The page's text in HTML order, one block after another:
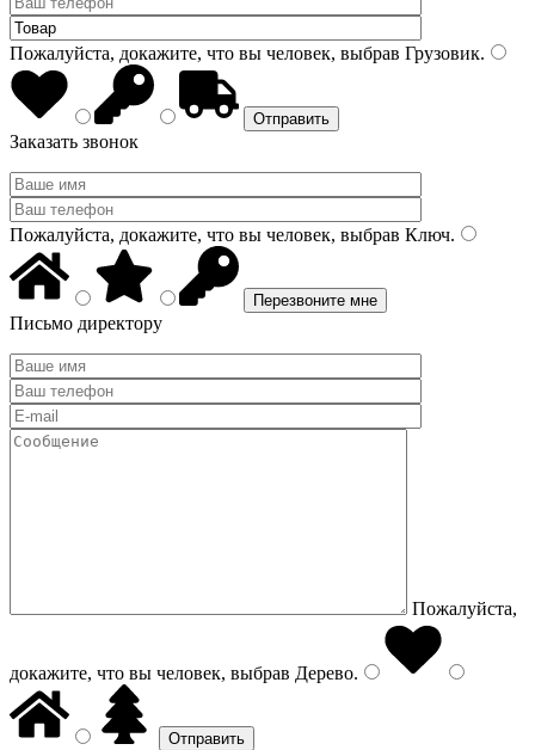
Пожалуйста, докажите, что вы человек, выбрав Грузовик.
Заказать звонок
Пожалуйста, докажите, что вы человек, выбрав Ключ.
Письмо директору
Пожалуйста,
докажите, что вы человек, выбрав Дерево.